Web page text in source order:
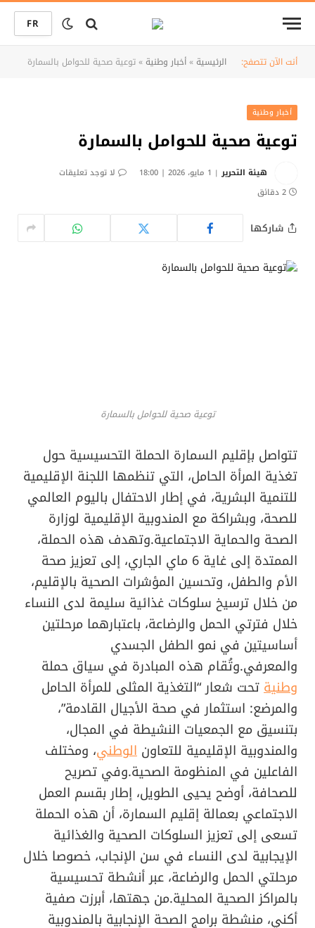
FR
أنت الآن تتصفح: الرئيسية»أخبار وطنية»توعية صحية للحوامل بالسمارة
أخبار وطنية
توعية صحية للحوامل بالسمارة
هيئة التحرير 1 مايو، 2026 | 18:00
لا توجد تعليقات
2 دقائق
شاركها
توعية صحية للحوامل بالسمارة
تتواصل بإقليم السمارة الحملة التحسيسية حول
تغذية المرأة الحامل، التي تنظمها اللجنة الإقليمية
للتنمية البشرية، في إطار الاحتفال باليوم العالمي
للصحة، وبشراكة مع المندوبية الإقليمية لوزارة
الصحة والحماية الاجتماعية.وتهدف هذه الحملة،
الممتدة إلى غاية 6 ماي الجاري، إلى تعزيز صحة
الأم والطفل، وتحسين المؤشرات الصحية بالإقليم،
من خلال ترسيخ سلوكات غذائية سليمة لدى النساء
خلال فترتي الحمل والرضاعة، باعتبارهما مرحلتين
أساسيتين في نمو الطفل الجسدي
والمعرفي.وتُقام هذه المبادرة في سياق حملة
وطنيةتحت شعار “التغذية المثلى للمرأة الحامل
والمرضع: استثمار في صحة الأجيال القادمة”،
بتنسيق مع الجمعيات النشيطة في المجال،
والمندوبية الإقليمية للتعاون الوطني، ومختلف
الفاعلين في المنظومة الصحية.وفي تصريح
للصحافة، أوضح يحيى الطويل، إطار بقسم العمل
الاجتماعي بعمالة إقليم السمارة، أن هذه الحملة
تسعى إلى تعزيز السلوكات الصحية والغذائية
الإيجابية لدى النساء في سن الإنجاب، خصوصا خلال
مرحلتي الحمل والرضاعة، عبر أنشطة تحسيسية
بالمراكز الصحية المحلية.من جهتها، أبرزت صفية
أكني، منشطة برامج الصحة الإنجابية بالمندوبية